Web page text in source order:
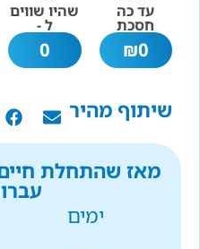
עד כה
חסכת
0
₪
שהיו שווים
ל -
0
שיתוף מהיר
מאז שהתחלת
ימים